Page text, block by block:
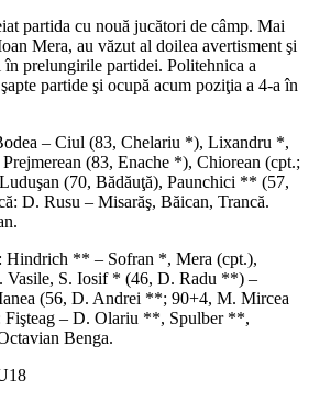
partida cu nouă jucători de câmp. Mai
Mera, au văzut al doilea avertisment şi
prelungirile partidei. Politehnica a
partide şi ocupă acum poziţia a 4-a în
– Ciul (83, Chelariu *), Lixandru *,
(83, Enache *), Chiorean (cpt.;
(70, Bădăuţă), Paunchici ** (57,
D. Rusu – Misarăş, Băican, Trancă.
: Hindrich ** – Sofran *, Mera (cpt.),
Vasile, S. Iosif * (46, D. Radu **) –
(56, D. Andrei **; 90+4, M. Mircea
Fişteag – D. Olariu **, Spulber **,
Benga.